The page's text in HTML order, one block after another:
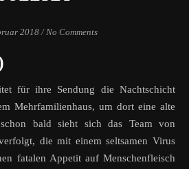
2018 / No Comments
Mehrfamilienhaus, um dort eine alte
bald sieht sich das Team von
die mit einem seltsamen Virus
fatalen Appetit auf Menschenfleisch